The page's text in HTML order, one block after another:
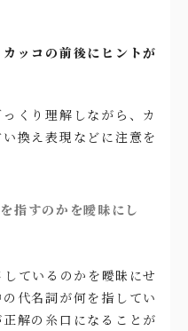
カッコの前後にヒントが
くり理解しながら、カ
換え表現などに注意を
指すのかを曖昧にし
ているのかを曖昧にせ
代名詞が何を指してい
解の糸口になることが